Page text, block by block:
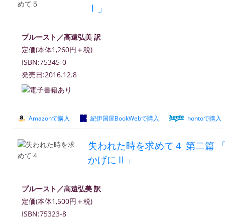
Ⅰ」
プルースト／高遠弘美 訳
定価(本体1,260円＋税)
ISBN:75345-0
発売日:2016.12.8
Amazonで購入 紀伊国屋BookWebで購入 hontoで購入
失われた時を求めて４ 第二篇
かげにⅡ」
プルースト／高遠弘美 訳
定価(本体1,500円＋税)
ISBN:75323-8